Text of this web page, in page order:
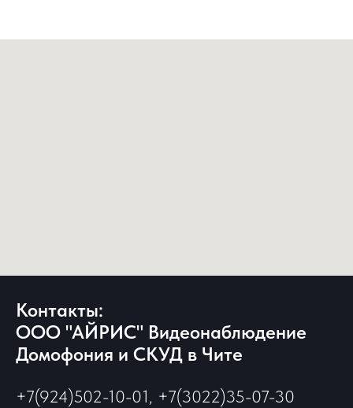
Контакты:
ООО "АЙРИС" Видеонаблюдение
Домофония и СКУД в Чите
+7(924)502-10-01, +7(3022)35-07-30